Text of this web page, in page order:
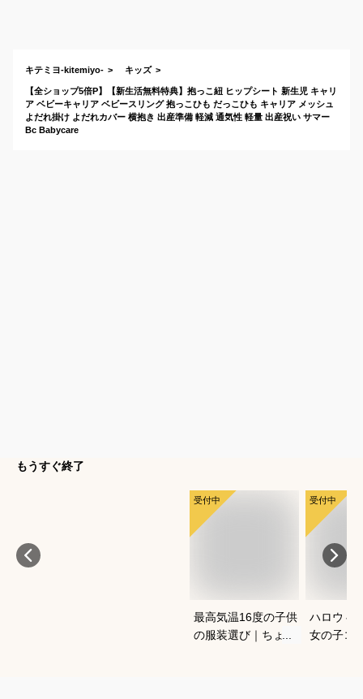
キテミヨ-kitemiyo- キッズ
【全ショップ5倍P】【新生活無料特典】抱っこ紐 ヒップシート 新生児 キャリ
ア ベビーキャリア ベビースリング 抱っこひも だっこひも キャリア メッシュ
よだれ掛け よだれカバー 横抱き 出産準備 軽減 通気性 軽量 出産祝い サマー
Bc Babycare
もうすぐ終了
受付中
最高気温16度の子供
の服装選び｜ちょう
受付中
ハロウィ
女の子コ